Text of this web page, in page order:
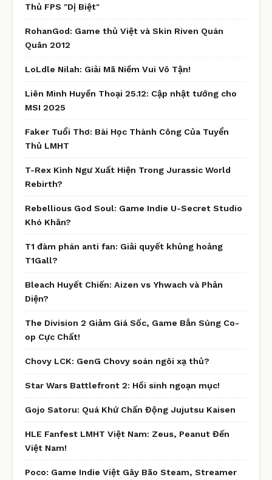
Thủ FPS "Dị Biệt"
RohanGod: Game thủ Việt và Skin Riven Quán
Quân 2012
LoLdle Nilah: Giải Mã Niềm Vui Vô Tận!
Liên Minh Huyền Thoại 25.12: Cập nhật tướng cho
MSI 2025
Faker Tuổi Thơ: Bài Học Thành Công Của Tuyển
Thủ LMHT
T-Rex Kình Ngư Xuất Hiện Trong Jurassic World
Rebirth?
Rebellious God Soul: Game Indie U-Secret Studio
Khó Khăn?
T1 đàm phán anti fan: Giải quyết khủng hoảng
T1Gall?
Bleach Huyết Chiến: Aizen vs Yhwach và Phản
Diện?
The Division 2 Giảm Giá Sốc, Game Bắn Súng Co-
op Cực Chất!
Chovy LCK: GenG Chovy soán ngôi xạ thủ?
Star Wars Battlefront 2: Hồi sinh ngoạn mục!
Gojo Satoru: Quá Khứ Chấn Động Jujutsu Kaisen
HLE Fanfest LMHT Việt Nam: Zeus, Peanut Đến
Việt Nam!
Poco: Game Indie Việt Gây Bão Steam, Streamer